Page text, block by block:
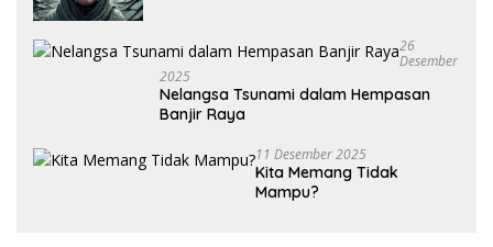
26
Desember
2025
Nelangsa Tsunami dalam Hempasan
Banjir Raya
11 Desember 2025
Kita Memang Tidak
Mampu?